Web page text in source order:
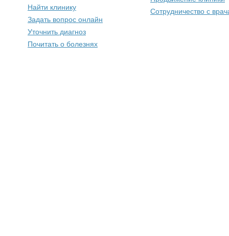
Найти клинику
Задать вопрос онлайн
Уточнить диагноз
Почитать о болезнях
Сотрудничество с